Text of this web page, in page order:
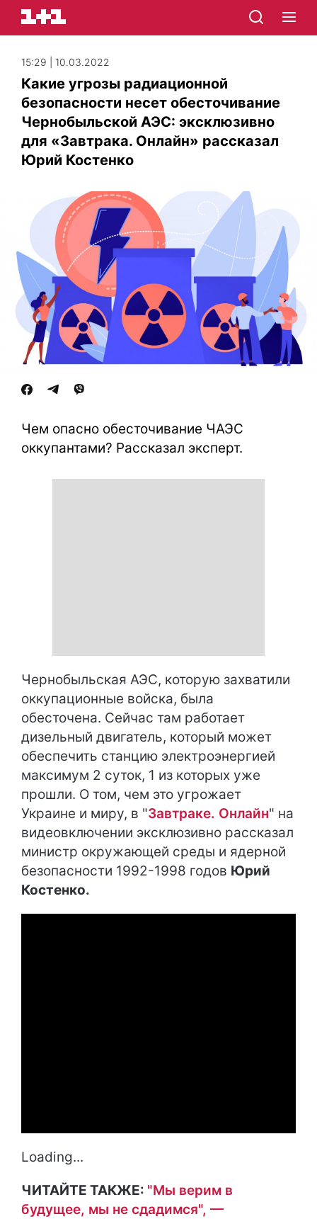
15:29 | 10.03.2022
Какие угрозы радиационной
безопасности несет обесточивание
Чернобыльской АЭС: эксклюзивно
для «Завтрака. Онлайн» рассказал
Юрий Костенко
Чем опасно обесточивание ЧАЭС
оккупантами? Рассказал эксперт.
Чернобыльская АЭС, которую захватили
оккупационные войска, была
обесточена. Сейчас там работает
дизельный двигатель, который может
обеспечить станцию ​​электроэнергией
максимум 2 суток, 1 из которых уже
прошли. О том, чем это угрожает
Украине и миру, в "Завтраке. Онлайн" на
видеовключении эксклюзивно рассказал
министр окружающей среды и ядерной
безопасности 1992-1998 годов Юрий
Костенко.
Loading...
ЧИТАЙТЕ ТАКЖЕ: "Мы верим в
будущее, мы не сдадимся", —